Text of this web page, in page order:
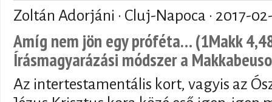
Zoltán Adorjáni · Cluj-Napoca · 2017-
Amíg nem jön egy próféta… (1Makk
Írásmagyarázási módszer a
Az intertestamentális kort, vagyis az